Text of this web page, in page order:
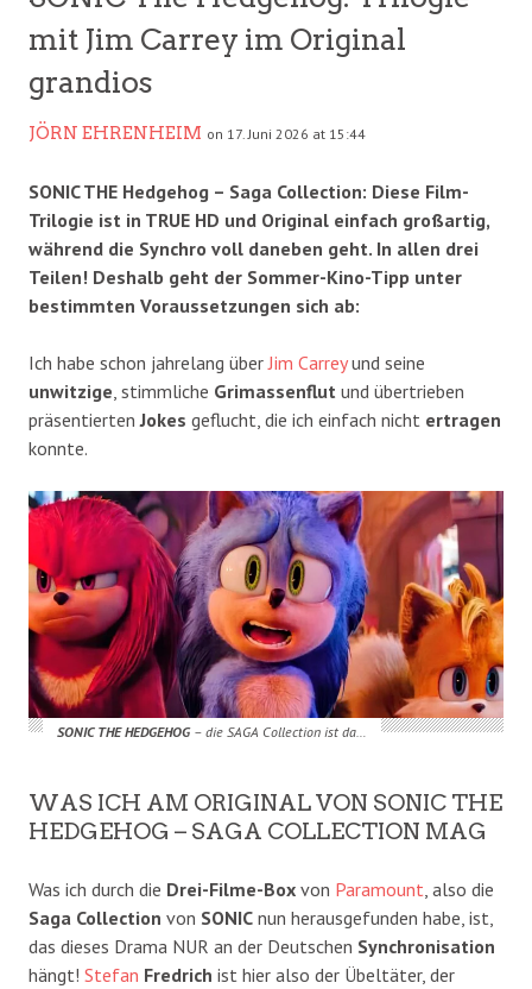
mit Jim Carrey im Original
grandios
JÖRN EHRENHEIM on 17. Juni 2026 at 15:44
SONIC THE Hedgehog – Saga Collection: Diese Film-
Trilogie ist in TRUE HD und Original einfach großartig,
während die Synchro voll daneben geht. In allen drei
Teilen! Deshalb geht der Sommer-Kino-Tipp unter
bestimmten Voraussetzungen sich ab:
Ich habe schon jahrelang über Jim Carreyund seine
unwitzige , stimmliche Grimassenflut und übertrieben
präsentiertenJokes geflucht, die ich einfach nicht ertragen
konnte.
SONIC THE HEDGEHOG– die SAGA Collection ist da…
WAS ICH AM ORIGINAL VON SONIC THE
HEDGEHOG – SAGA COLLECTION MAG
Was ich durch die Drei-Filme-Box von Paramount, also die
Saga Collection von SONIC nun herausgefunden habe, ist,
das dieses Drama NUR an der Deutschen Synchronisation
hängt! Stefan Fredrich ist hier also der Übeltäter, der